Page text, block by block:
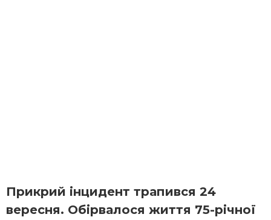
Прикрий інцидент трапився 24
вересня. Обірвалося життя 75-річної